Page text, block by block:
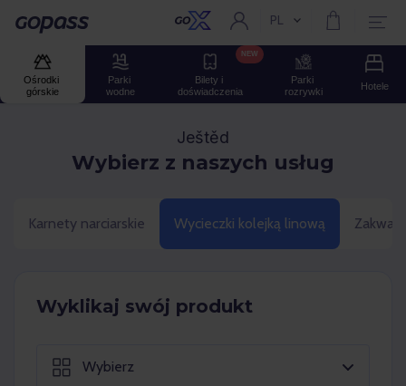
Gopass Aktualny język:
PL
Ośrodki
górskie
Parki
wodne
Bilety i
doświadczenia
NEW
Parki
rozrywki
Hotele
Ještěd
Wybierz z naszych usług
Karnety narciarskie Wycieczki kolejką linową
Wyklikaj swój produkt
Wybierz